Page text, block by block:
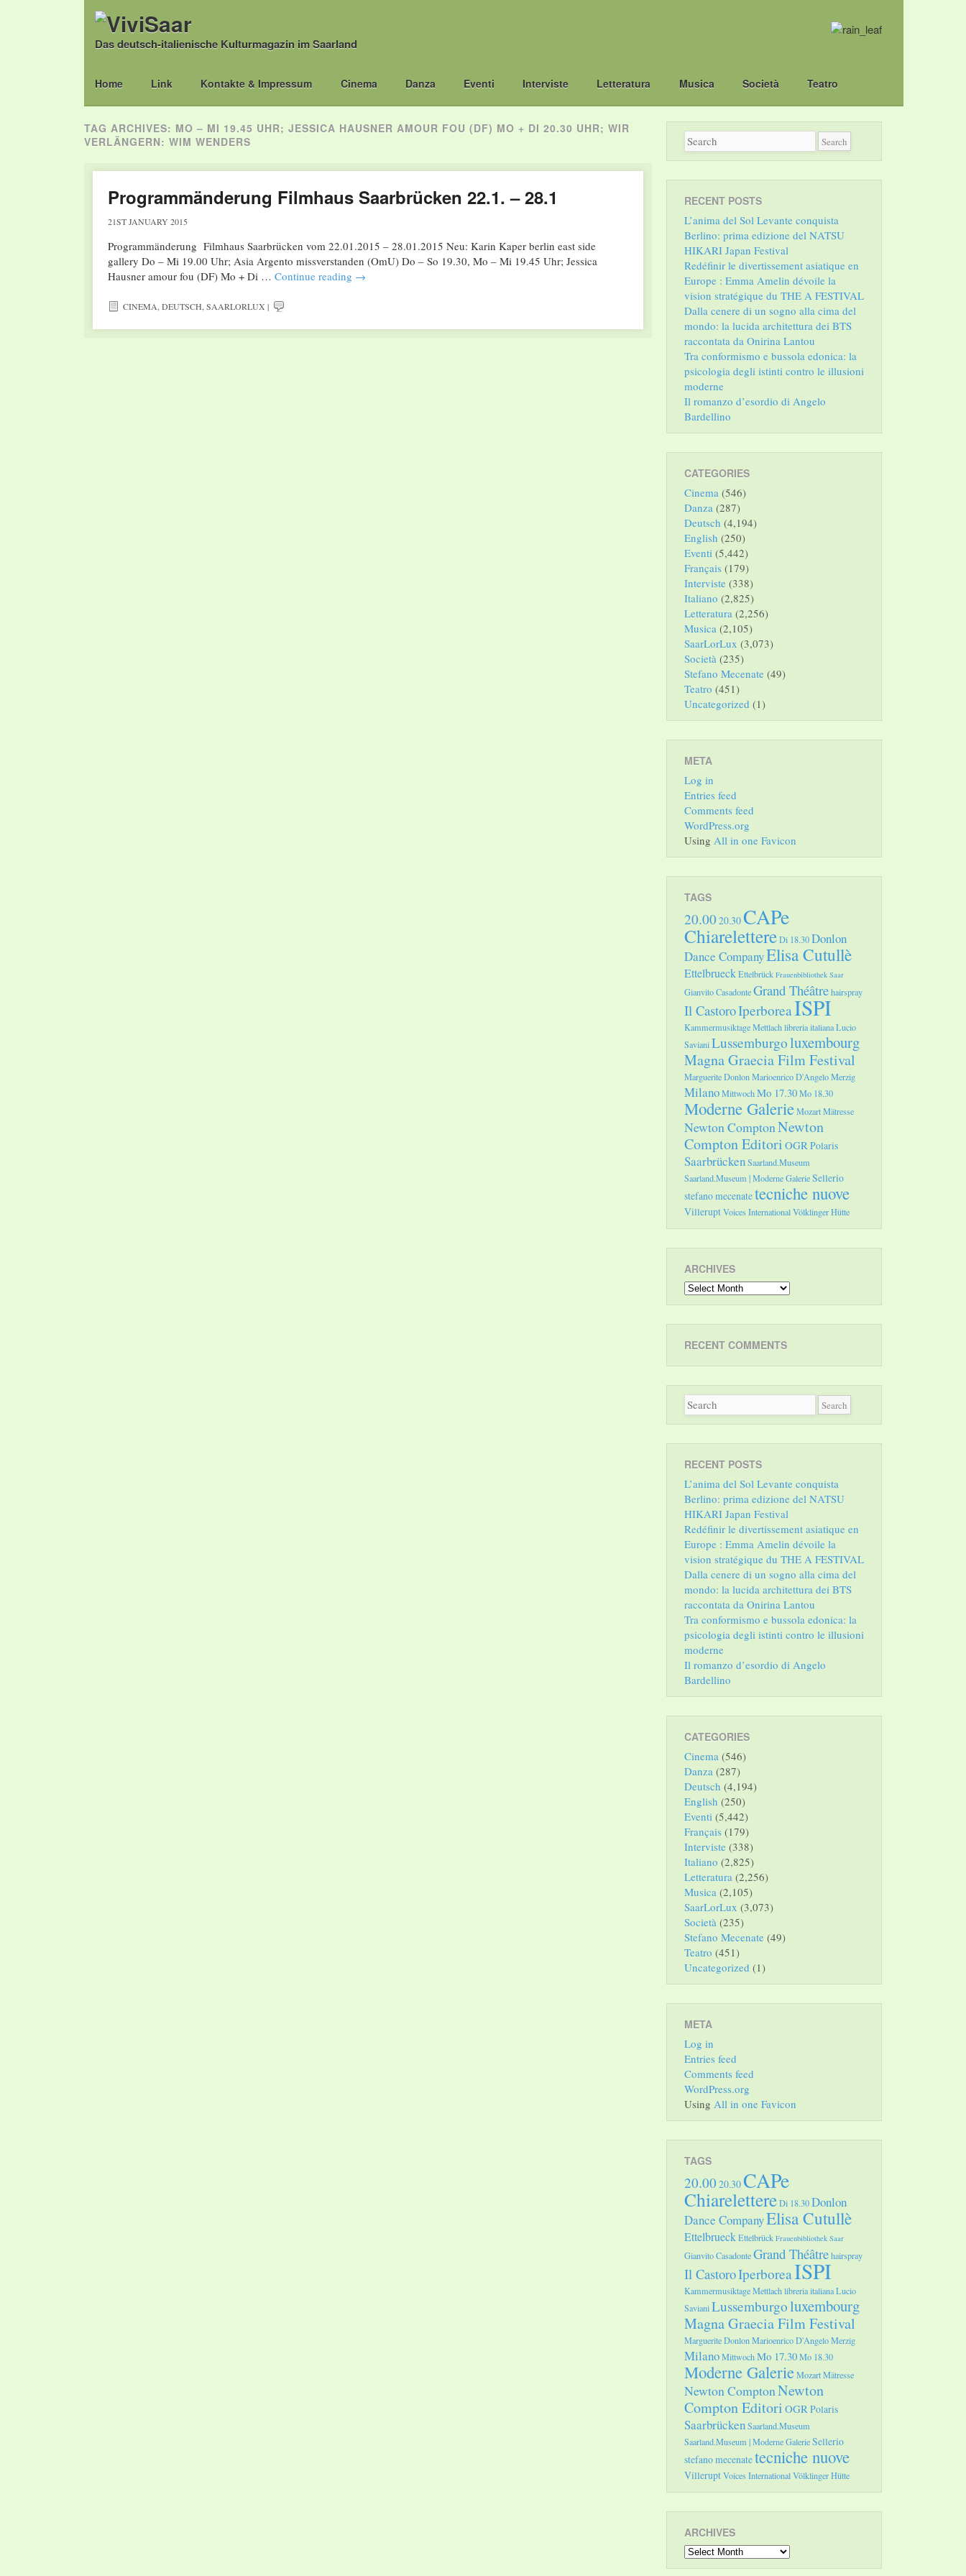
Das deutsch-italienische Kulturmagazin im Saarland
Main menu
Skip
Home Link Kontakte & Impressum Cinema Danza Eventi Interviste Letteratura Musica Società Teatro
TAG ARCHIVES: MO – MI 19.45 UHR; JESSICA HAUSNER AMOUR FOU (DF) MO + DI 20.30 UHR; WIR
VERLÄNGERN: WIM WENDERS
Programmänderung Filmhaus Saarbrücken 22.1. – 28.1
21ST JANUARY 2015
Programmänderung Filmhaus Saarbrücken vom 22.01.2015 – 28.01.2015 Neu: Karin Kaper berlin east side
gallery Do – Mi 19.00 Uhr; Asia Argento missverstanden (OmU) Do – So 19.30, Mo – Mi 19.45 Uhr; Jessica
Hausner amour fou (DF) Mo + Di … Continue reading →
CINEMA,DEUTSCH,SAARLORLUX |
RECENT POSTS
L’anima del Sol Levante conquista
Berlino: prima edizione del NATSU
HIKARI Japan Festival
Redéfinir le divertissement asiatique en
Europe : Emma Amelin dévoile la
vision stratégique du THE A FESTIVAL
Dalla cenere di un sogno alla cima del
mondo: la lucida architettura dei BTS
raccontata da Onirina Lantou
Tra conformismo e bussola edonica: la
psicologia degli istinti contro le illusioni
moderne
Il romanzo d’esordio di Angelo
Bardellino
CATEGORIES
Cinema (546)
Danza (287)
Deutsch (4,194)
English (250)
Eventi (5,442)
Français (179)
Interviste (338)
Italiano (2,825)
Letteratura (2,256)
Musica (2,105)
SaarLorLux (3,073)
Società (235)
Stefano Mecenate (49)
Teatro (451)
Uncategorized (1)
META
Log in
Entries feed
Comments feed
WordPress.org
Using All in one Favicon
TAGS
20.00 20.30CAPe
ChiarelettereDi 18.30Donlon
Dance CompanyElisa Cutullè
EttelbrueckEttelbrück Frauenbibliothek Saar
Gianvito CasadonteGrand Théâtrehairspray
Il CastoroIperboreaISPI
Kammermusiktage Mettlachlibreria italianaLucio
SavianiLussemburgoluxembourg
Magna Graecia Film Festival
Marguerite DonlonMarioenrico D'AngeloMerzig
MilanoMittwochMo 17.30Mo 18.30
Moderne GalerieMozartMätresse
Newton ComptonNewton
Compton Editori OGRPolaris
SaarbrückenSaarland.Museum
Saarland.Museum | Moderne GalerieSellerio
stefano mecenatetecniche nuove
VilleruptVoices InternationalVölklinger Hütte
ARCHIVES
Archives
RECENT COMMENTS
RECENT POSTS
L’anima del Sol Levante conquista
Berlino: prima edizione del NATSU
HIKARI Japan Festival
Redéfinir le divertissement asiatique en
Europe : Emma Amelin dévoile la
vision stratégique du THE A FESTIVAL
Dalla cenere di un sogno alla cima del
mondo: la lucida architettura dei BTS
raccontata da Onirina Lantou
Tra conformismo e bussola edonica: la
psicologia degli istinti contro le illusioni
moderne
Il romanzo d’esordio di Angelo
Bardellino
CATEGORIES
Cinema (546)
Danza (287)
Deutsch (4,194)
English (250)
Eventi (5,442)
Français (179)
Interviste (338)
Italiano (2,825)
Letteratura (2,256)
Musica (2,105)
SaarLorLux (3,073)
Società (235)
Stefano Mecenate (49)
Teatro (451)
Uncategorized (1)
META
Log in
Entries feed
Comments feed
WordPress.org
Using All in one Favicon
TAGS
20.00 20.30CAPe
ChiarelettereDi 18.30Donlon
Dance CompanyElisa Cutullè
EttelbrueckEttelbrück Frauenbibliothek Saar
Gianvito CasadonteGrand Théâtrehairspray
Il CastoroIperboreaISPI
Kammermusiktage Mettlachlibreria italianaLucio
SavianiLussemburgoluxembourg
Magna Graecia Film Festival
Marguerite DonlonMarioenrico D'AngeloMerzig
MilanoMittwochMo 17.30Mo 18.30
Moderne GalerieMozartMätresse
Newton ComptonNewton
Compton Editori OGRPolaris
SaarbrückenSaarland.Museum
Saarland.Museum | Moderne GalerieSellerio
stefano mecenatetecniche nuove
VilleruptVoices InternationalVölklinger Hütte
ARCHIVES
Archives